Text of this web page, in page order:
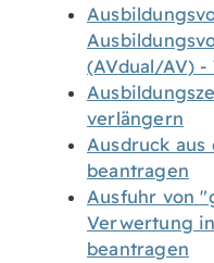
(AVdual/AV) -
verlängern
Ausdruck
beantragen
Ausfuhr von
Verwertung
beantragen